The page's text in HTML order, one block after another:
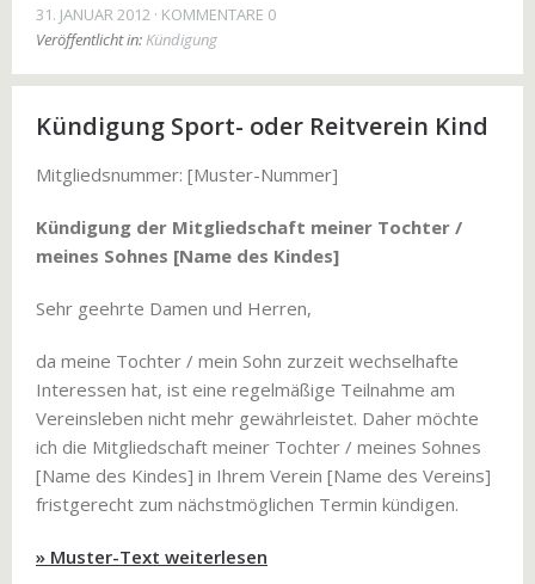
31. JANUAR 2012 KOMMENTARE 0
Veröffentlicht in:Kündigung
Kündigung Sport- oder Reitverein Kind
Mitgliedsnummer: [Muster-Nummer]
Kündigung der Mitgliedschaft meiner Tochter /
meines Sohnes [Name des Kindes]
Sehr geehrte Damen und Herren,
da meine Tochter / mein Sohn zurzeit wechselhafte
Interessen hat, ist eine regelmäßige Teilnahme am
Vereinsleben nicht mehr gewährleistet. Daher möchte
ich die Mitgliedschaft meiner Tochter / meines Sohnes
[Name des Kindes] in Ihrem Verein [Name des Vereins]
fristgerecht zum nächstmöglichen Termin kündigen.
» Muster-Text weiterlesen